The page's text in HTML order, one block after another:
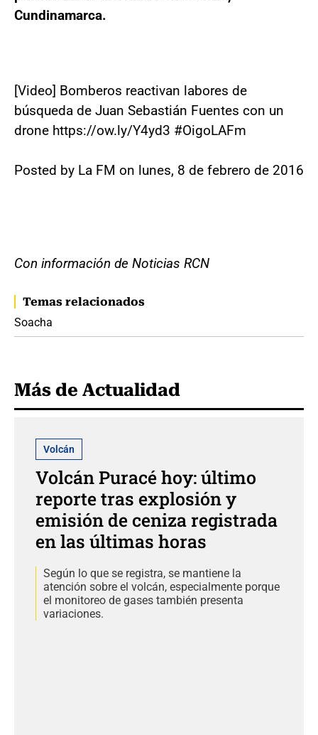
Cundinamarca.
[Video] Bomberos reactivan labores de
búsqueda de Juan Sebastián Fuentes con un
drone https://ow.ly/Y4yd3 #OigoLAFm
Posted by La FM on lunes, 8 de febrero de 2016
Con información de Noticias RCN
Temas relacionados
Soacha
Más de Actualidad
Volcán
Volcán Puracé hoy: último
reporte tras explosión y
emisión de ceniza registrada
en las últimas horas
Según lo que se registra, se mantiene la
atención sobre el volcán, especialmente porque
el monitoreo de gases también presenta
variaciones.